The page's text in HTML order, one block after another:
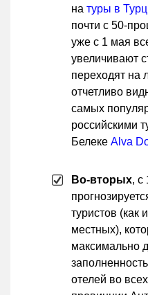
на туры в
почти с 50-
уже с 1 мая
увеличивают
переходят на
отчетливо
самых
российскими
Белеке Alva
Во-вторых, с
туристов (как
местных),
максимально
отелей во